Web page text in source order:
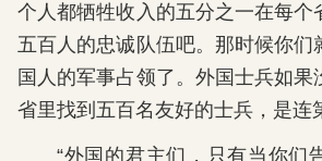
个人都牺牲收入的五分之一在每个
五百人的忠诚队伍吧。那时候你们
国人的军事占领了。外国士兵如果
省里找到五百名友好的士兵，是连
“外国的君主们，只有当你们